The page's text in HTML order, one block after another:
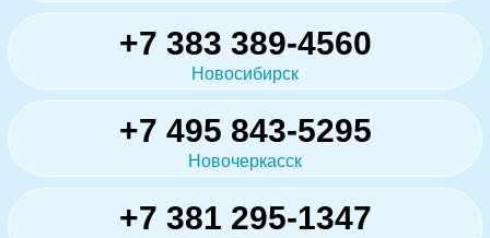
+7 383 389-4560
Новосибирск
+7 495 843-5295
Новочеркасск
+7 381 295-1347